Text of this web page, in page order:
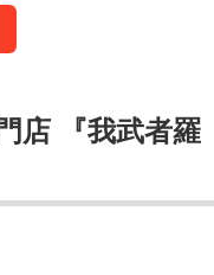
店 『我武者羅